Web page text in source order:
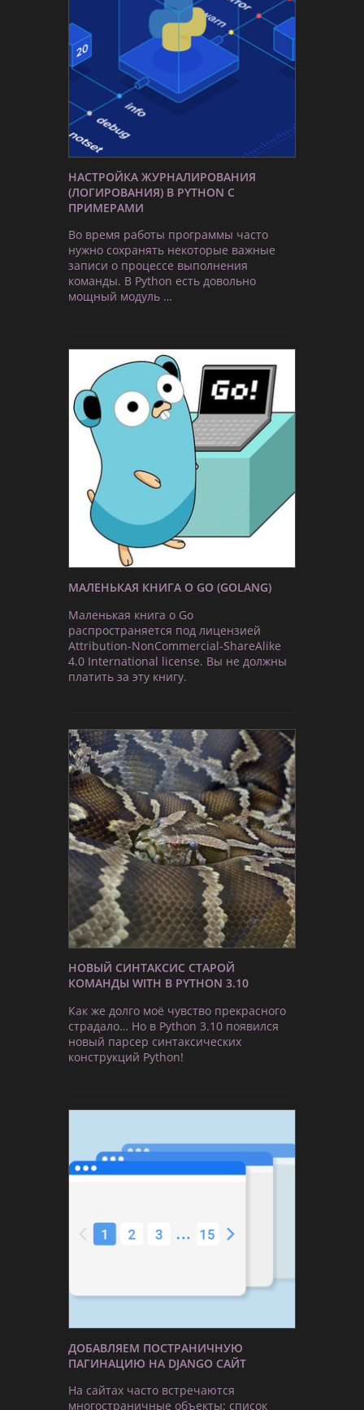
НАСТРОЙКА ЖУРНАЛИРОВАНИЯ
(ЛОГИРОВАНИЯ) В PYTHON С
ПРИМЕРАМИ
Во время работы программы часто
нужно сохранять некоторые важные
записи о процессе выполнения
команды. В Python есть довольно
мощный модуль …
МАЛЕНЬКАЯ КНИГА О GO (GOLANG)
Маленькая книга о Go
распространяется под лицензией
Attribution-NonCommercial-ShareAlike
4.0 International license. Вы не должны
платить за эту книгу.
НОВЫЙ СИНТАКСИС СТАРОЙ
КОМАНДЫ WITH В PYTHON 3.10
Как же долго моё чувство прекрасного
страдало… Но в Python 3.10 появился
новый парсер синтаксических
конструкций Python!
ДОБАВЛЯЕМ ПОСТРАНИЧНУЮ
ПАГИНАЦИЮ НА DJANGO САЙТ
На сайтах часто встречаются
многостраничные объекты: список